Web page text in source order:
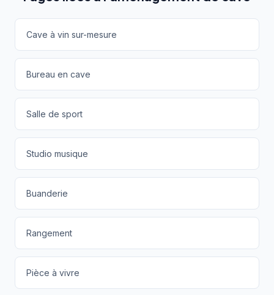
Cave à vin sur-mesure
Bureau en cave
Salle de sport
Studio musique
Buanderie
Rangement
Pièce à vivre